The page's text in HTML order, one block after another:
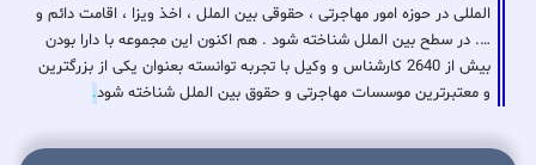
المللی در حوزه امور مهاجرتی ، حقوقی بین الملل ، اخذ ویزا ، اقامت دائم و
…. در سطح بین الملل شناخته شود . هم اکنون این مجموعه با دارا بودن
بیش از 2640 کارشناس و وکیل با تجربه توانسته بعنوان یکی از بزرگترین
و معتبرترین موسسات مهاجرتی و حقوق بین الملل شناخته شود.